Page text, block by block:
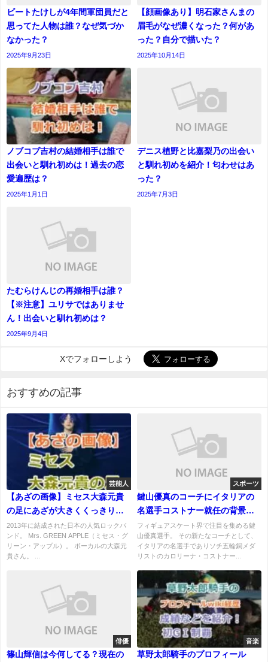
ビートたけしが4年間軍団員だと
思ってた人物は誰？なぜ気づか
なかった？
2025年9月23日
【顔画像あり】明石家さんまの
眉毛がなぜ濃くなった？何があ
った？自分で描いた？
2025年10月14日
ノブコブ吉村の結婚相手は誰で
出会いと馴れ初めは！過去の恋
愛遍歴は？
2025年1月1日
デニス植野と比嘉梨乃の出会い
と馴れ初めを紹介！匂わせはあ
った？
2025年7月3日
たむらけんじの再婚相手は誰？
【※注意】ユリサではありませ
ん！出会いと馴れ初めは？
2025年9月4日
Xでフォローしよう
おすすめの記事
芸能人
【あざの画像】ミセス大森元貴
の足にあざが大きくくっきりと
日本列島のかたち！
2013年に結成された日本の人気ロックバ
ンド。 Mrs. GREEN APPLE（ミセス・グ
リーン・アップル）。 ボーカルの大森元
貴さん。 ...
スポーツ
鍵山優真のコーチにイタリアの
名選手コストナー就任の背景と
は？
フィギュアスケート界で注目を集める鍵
山優真選手。 その新たなコーチとして、
イタリアの名選手でありソチ五輪銅メダ
リストのカロリーナ・コストナー...
俳優
篠山輝信は今何してる？現在の
音楽
草野太郎騎手のプロフィール